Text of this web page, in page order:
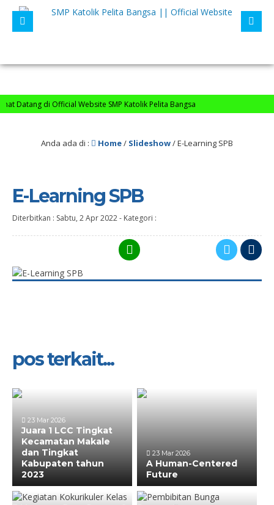
Datang di Official Website SMP Katolik Pelita Bangsa
Anda ada di : Home/ Slideshow/E-Learning SPB
E-Learning SPB
Diterbitkan : Sabtu, 2 Apr 2022- Kategori :
pos terkait...
23 Mar 2026
Juara 1 LCC Tingkat
Kecamatan Makale
dan Tingkat
Kabupaten tahun
2023
23 Mar 2026
A Human-Centered
Future